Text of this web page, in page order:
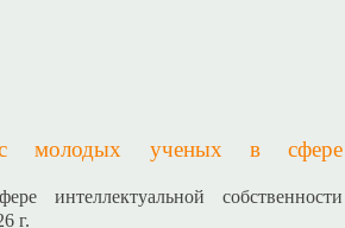
молодых ученых в сфере
собственности
г.